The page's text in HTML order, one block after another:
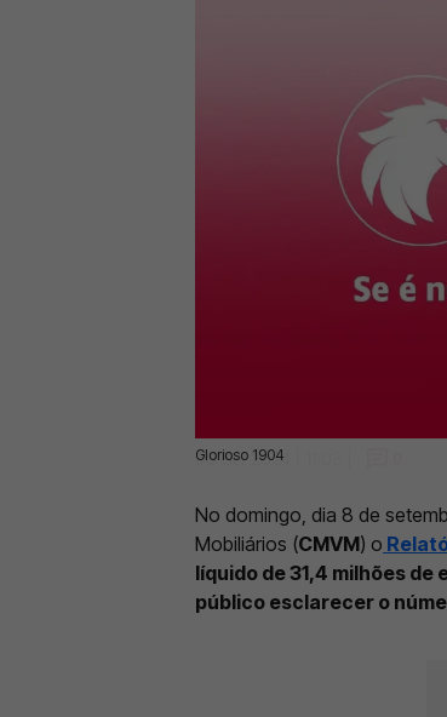
Glorioso 1904
09 Set 2024 | 11:03 |
No domingo, dia 8 de
Mobiliários (CMVM) o
líquido de 31,4 milhões de
público esclarecer o